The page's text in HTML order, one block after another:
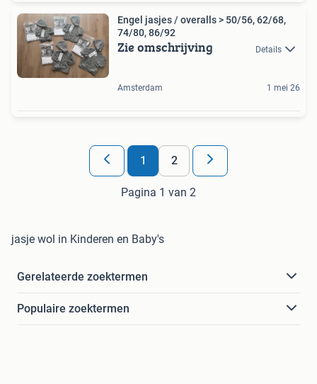
Engel jasjes / overalls > 50/56, 62/68,
74/80, 86/92
Zie omschrijving Details
Amsterdam 1 mei 26
1 2
Pagina 1 van 2
jasje wol in Kinderen en Baby's
Gerelateerde zoektermen
Populaire zoektermen